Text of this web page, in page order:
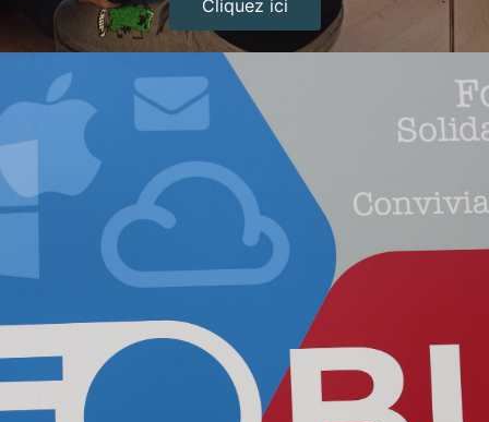
Cliquez ici